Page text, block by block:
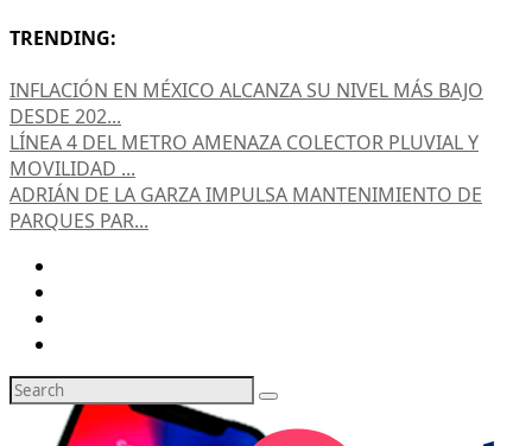
TRENDING:
INFLACIÓN EN MÉXICO ALCANZA SU NIVEL MÁS BAJO
DESDE 202...
LÍNEA 4 DEL METRO AMENAZA COLECTOR PLUVIAL Y
MOVILIDAD ...
ADRIÁN DE LA GARZA IMPULSA MANTENIMIENTO DE
PARQUES PAR...